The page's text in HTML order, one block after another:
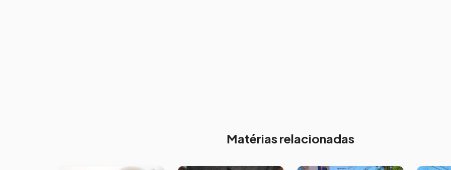
Matérias relacionadas